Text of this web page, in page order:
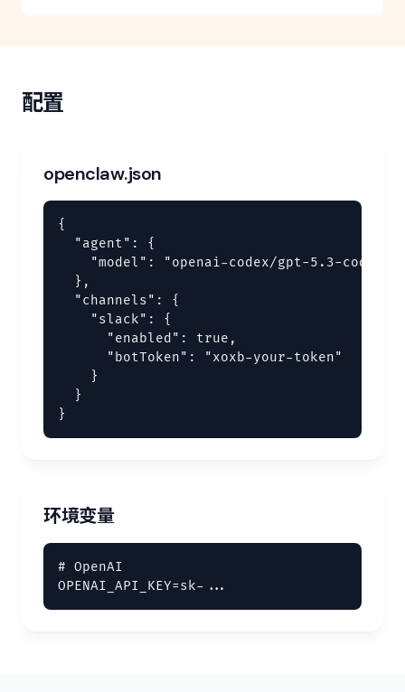
配置
openclaw.json
{
  "agent": {
    "model": "openai-codex/gpt-5.3-codex"
  },
  "channels": {
    "slack": {
      "enabled": true,
      "botToken": "xoxb-your-token"
    }
  }
}
环境变量
# OpenAI
OPENAI_API_KEY=sk-...